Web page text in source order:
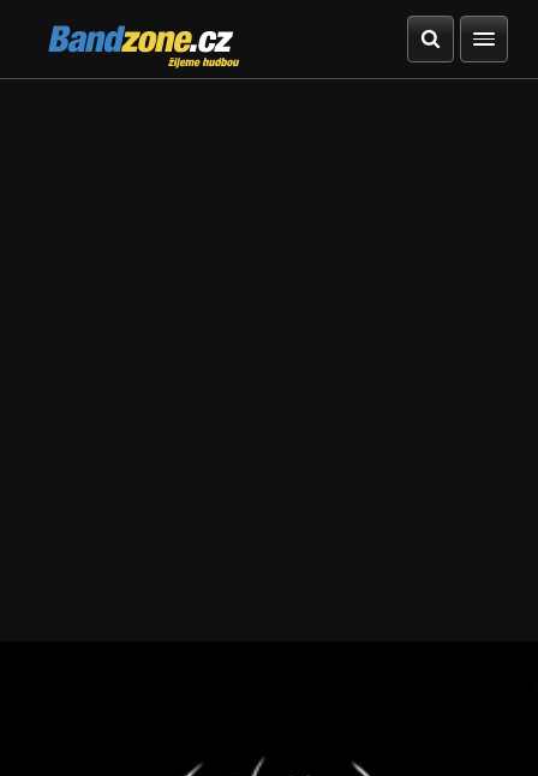
Bandzone.cz
žijeme hudbou